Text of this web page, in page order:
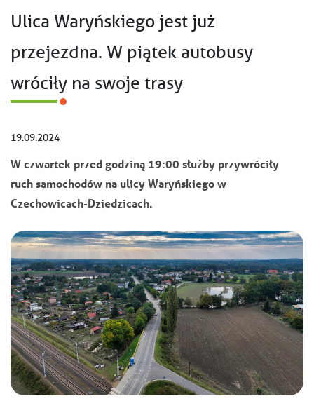
Ulica Waryńskiego jest już
przejezdna. W piątek autobusy
wróciły na swoje trasy
19.09.2024
W czwartek przed godziną 19:00 służby przywróciły
ruch samochodów na ulicy Waryńskiego w
Czechowicach-Dziedzicach.